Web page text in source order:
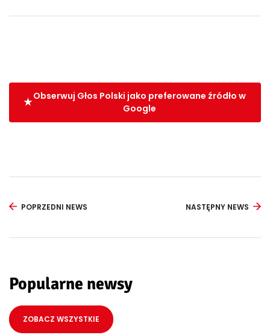
Obserwuj Głos Polski jako preferowane źródło w
Google
POPRZEDNI NEWS NASTĘPNY NEWS
Popularne newsy
ZOBACZ WSZYSTKIE